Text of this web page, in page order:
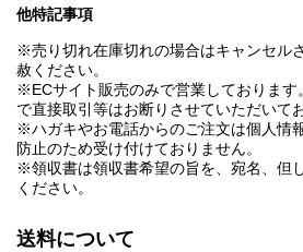
他特記事項
※売り切れ在庫切れの場合はキャンセル
赦ください。
※ECサイト販売のみで営業しております
で直接取引等はお断りさせていただいて
※ハガキやお電話からのご注文は個人情
防止のため受け付けておりません。
※領収書は領収書希望の旨を、宛名、但
ください。
送料について